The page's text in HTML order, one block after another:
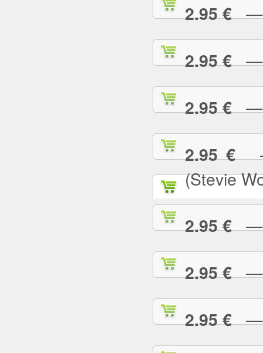
2.95 €—
2.95 €—
2.95 €—
2.95 €—
(Stevie
2.95 €—
2.95 €—
2.95 €—